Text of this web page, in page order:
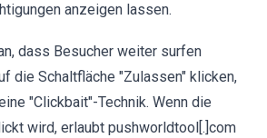
anzeigen lassen.
dass Besucher weiter surfen
die Schaltfläche "Zulassen" klicken,
"Clickbait"-Technik. Wenn die
wird, erlaubt pushworldtool[.]com